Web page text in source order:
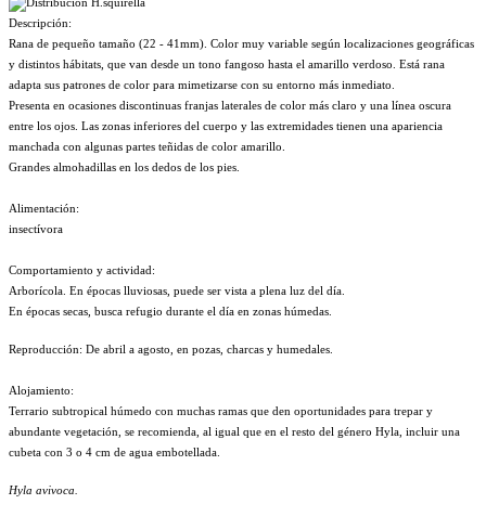
Descripción:
Rana de pequeño tamaño (22 - 41mm). Color muy variable según localizaciones geográficas
y distintos hábitats, que van desde un tono fangoso hasta el amarillo verdoso. Está rana
adapta sus patrones de color para mimetizarse con su entorno más inmediato.
Presenta en ocasiones discontinuas franjas laterales de color más claro y una línea oscura
entre los ojos. Las zonas inferiores del cuerpo y las extremidades tienen una apariencia
manchada con algunas partes teñidas de color amarillo.
Grandes almohadillas en los dedos de los pies.
Alimentación:
insectívora
Comportamiento y actividad:
Arborícola. En épocas lluviosas, puede ser vista a plena luz del día.
En épocas secas, busca refugio durante el día en zonas húmedas.
Reproducción: De abril a agosto, en pozas, charcas y humedales.
Alojamiento:
Terrario subtropical húmedo con muchas ramas que den oportunidades para trepar y
abundante vegetación, se recomienda, al igual que en el resto del género Hyla, incluir una
cubeta con 3 o 4 cm de agua embotellada.
Hyla avivoca.